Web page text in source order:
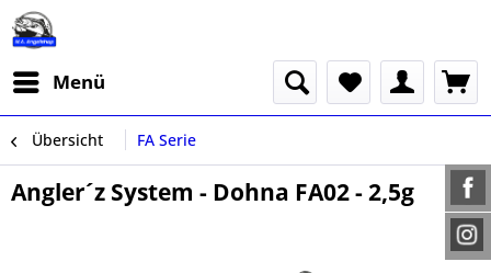
Menü
Übersicht FA Serie
Angler´z System - Dohna FA02 - 2,5g